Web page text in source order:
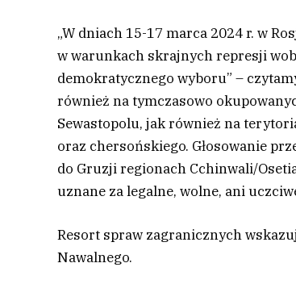
„W dniach 15-17 marca 2024 r. w
w warunkach skrajnych represji
demokratycznego wyboru” –
również na tymczasowo
Sewastopolu, jak również na
oraz chersońskiego. Głosowanie
do Gruzji regionach Cchinwali/
uznane za legalne, wolne, ani
Resort spraw zagranicznych
Nawalnego.